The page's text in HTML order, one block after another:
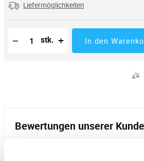
Liefermöglichkeiten
−
Reduzierung der Menge
Anzahl der Stücke
stk. + In den
Bewertungen unserer
Dieses Produkt wurde noch nicht